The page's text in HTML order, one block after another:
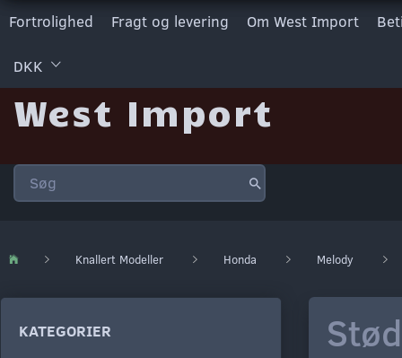
Fortrolighed Fragt og levering Om West Import
DKK
West Import
Knallert Modeller Honda Melody
KATEGORIER